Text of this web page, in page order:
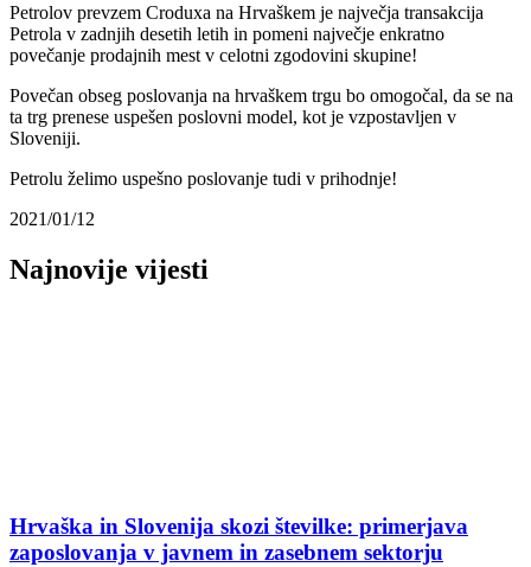
Petrolov prevzem Croduxa na Hrvaškem je največja transakcija
Petrola v zadnjih desetih letih in pomeni največje enkratno
povečanje prodajnih mest v celotni zgodovini skupine!
Povečan obseg poslovanja na hrvaškem trgu bo omogočal, da se na
ta trg prenese uspešen poslovni model, kot je vzpostavljen v
Sloveniji.
Petrolu želimo uspešno poslovanje tudi v prihodnje!
2021/01/12
Najnovije vijesti
Hrvaška in Slovenija skozi številke: primerjava
zaposlovanja v javnem in zasebnem sektorju